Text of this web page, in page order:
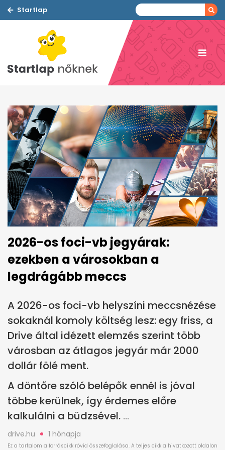
Startlap
2026-os foci-vb jegyárak:
ezekben a városokban a
legdrágább meccs
A 2026-os foci-vb helyszíni meccsnézése
sokaknál komoly költség lesz: egy friss, a
Drive által idézett elemzés szerint több
városban az átlagos jegyár már 2000
dollár fölé ment.
A döntőre szóló belépők ennél is jóval
többe kerülnek, így érdemes előre
kalkulálni a büdzsével.
drive.hu 1 hónapja